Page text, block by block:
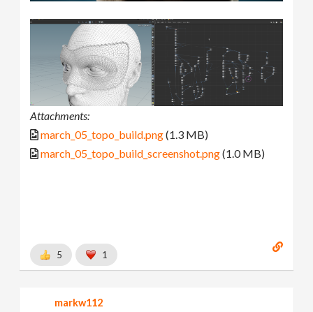
Attachments:
march_05_topo_build.png(1.3 MB)
march_05_topo_build_screenshot.png(1.0 MB)
5 1
markw112